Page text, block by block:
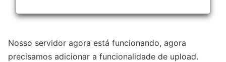
Nosso servidor agora está funcionando, agora
precisamos adicionar a funcionalidade de upload.